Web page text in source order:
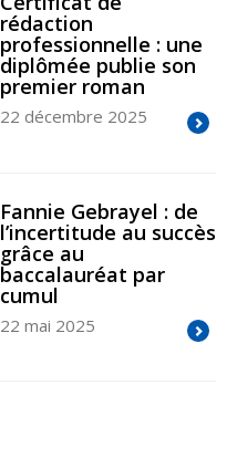
rédaction
professionnelle : une
diplômée publie son
premier roman
22 décembre 2025
Fannie Gebrayel : de
l’incertitude au succès
grâce au
baccalauréat par
cumul
22 mai 2025